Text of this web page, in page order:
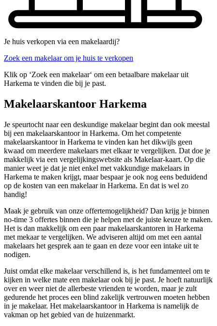
Je huis verkopen via een makelaardij?
Zoek een makelaar om je huis te verkopen
Klik op ‘Zoek een makelaar‘ om een betaalbare makelaar uit
Harkema te vinden die bij je past.
Makelaarskantoor Harkema
Je speurtocht naar een deskundige makelaar begint dan ook meestal
bij een makelaarskantoor in Harkema. Om het competente
makelaarskantoor in Harkema te vinden kan het dikwijls geen
kwaad om meerdere makelaars met elkaar te vergelijken. Dat doe je
makkelijk via een vergelijkingswebsite als Makelaar-kaart. Op die
manier weet je dat je niet enkel met vakkundige makelaars in
Harkema te maken krijgt, maar bespaar je ook nog eens beduidend
op de kosten van een makelaar in Harkema. En dat is wel zo
handig!
Maak je gebruik van onze offertemogelijkheid? Dan krijg je binnen
no-time 3 offertes binnen die je helpen met de juiste keuze te maken.
Het is dan makkelijk om een paar makelaarskantoren in Harkema
met mekaar te vergelijken. We adviseren altijd om met een aantal
makelaars het gesprek aan te gaan en deze voor een intake uit te
nodigen.
Juist omdat elke makelaar verschillend is, is het fundamenteel om te
kijken in welke mate een makelaar ook bij je past. Je hoeft natuurlijk
over en weer niet de allerbeste vrienden te worden, maar je zult
gedurende het proces een blind zakelijk vertrouwen moeten hebben
in je makelaar. Het makelaarskantoor in Harkema is namelijk de
vakman op het gebied van de huizenmarkt.